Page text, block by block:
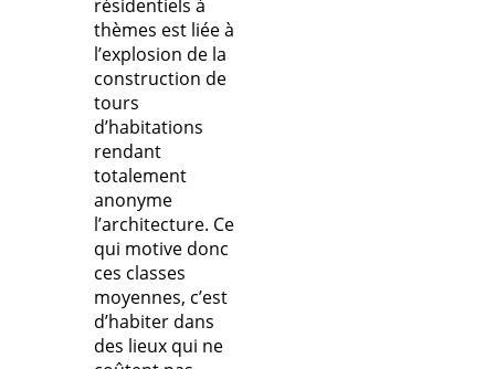
résidentiels à
thèmes est liée à
l’explosion de la
construction de
tours
d’habitations
rendant
totalement
anonyme
l’architecture. Ce
qui motive donc
ces classes
moyennes, c’est
d’habiter dans
des lieux qui ne